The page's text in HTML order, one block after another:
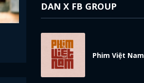
DAN X FB GROUP
Phim Việt Nam